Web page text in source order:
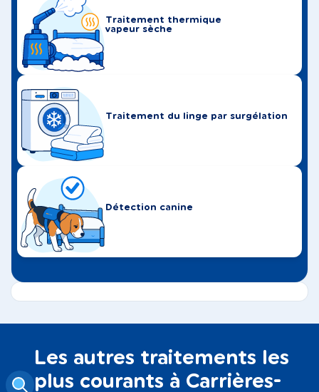
Traitement thermique
vapeur sèche
Traitement du linge par surgélation
Détection canine
Les autres traitements les
plus courants à Carrières-